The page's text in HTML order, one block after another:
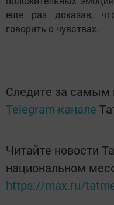
еще раз доказав,
говорить о чувствах.
Следите за
Telegram-канале
Читайте новости
национальном
https://max.ru/